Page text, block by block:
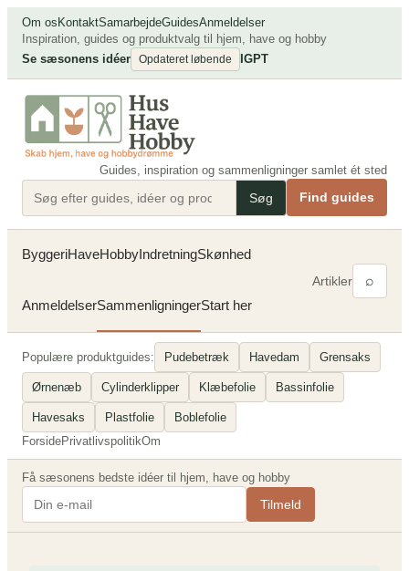
Spring
indhold
Om os KontaktSamarbejdeGuidesAnmeldelser
Inspiration, guides og produktvalg til hjem, have og hobby
Se sæsonens idéer
Opdateret løbende IGPT
Guides, inspiration og sammenligninger samlet ét sted
Søg Find guides
ByggeriHaveHobbyIndretningSkønhed
AnmeldelserSammenligningerStart her
Artikler ⌕
Populære produktguides: Pudebetræk Havedam Grensaks
Ørnenæb Cylinderklipper Klæbefolie Bassinfolie
Havesaks Plastfolie
Boblefolie
ForsidePrivatlivspolitikOm
Få sæsonens bedste idéer til hjem, have og hobby
Tilmeld